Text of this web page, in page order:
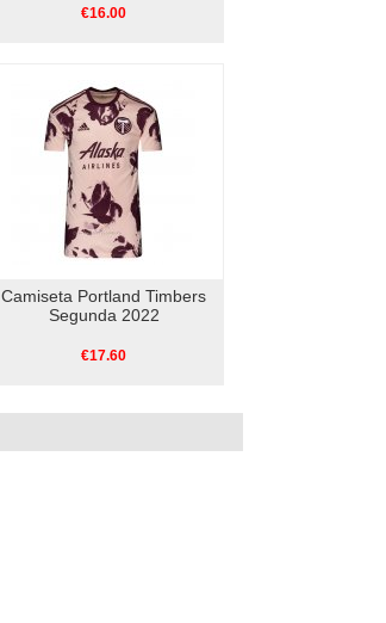
€16.00
Camiseta Portland Timbers
Segunda 2022
€17.60